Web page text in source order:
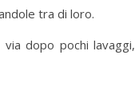
tra di loro.
dopo pochi lavaggi,